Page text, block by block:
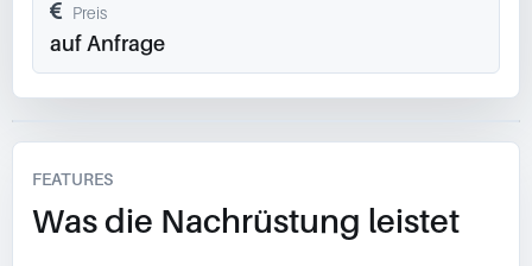
Preis
auf Anfrage
FEATURES
Was die Nachrüstung leistet